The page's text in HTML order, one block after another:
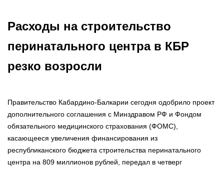
Расходы на строительство
перинатального центра в КБР
резко возросли
Правительство Кабардино-Балкарии сегодня одобрило проект
дополнительного соглашения с Минздравом РФ и Фондом
обязательного медицинского страхования (ФОМС),
касающееся увеличения финансирования из
республиканского бюджета строительства перинатального
центра на 809 миллионов рублей, передал в четверг